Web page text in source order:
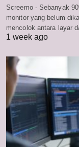
Screemo - Sebanyak
monitor yang belum
mencolok antara layar
1 week ago